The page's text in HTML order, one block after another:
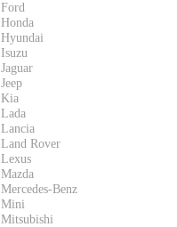
Ford
Honda
Hyundai
Isuzu
Jaguar
Jeep
Kia
Lada
Lancia
Land Rover
Lexus
Mazda
Mercedes-Benz
Mini
Mitsubishi